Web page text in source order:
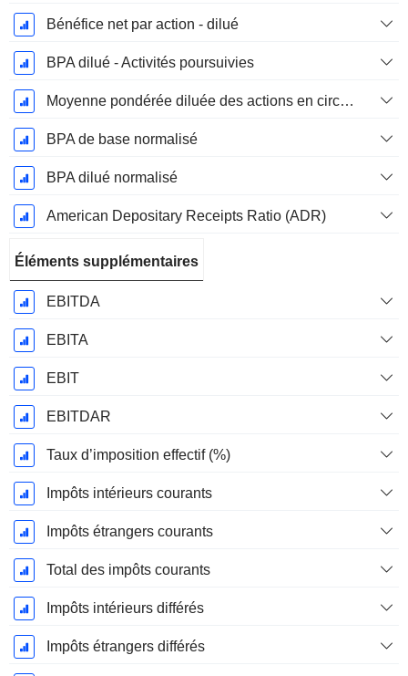
Bénéfice net par action - dilué
BPA dilué - Activités poursuivies
Moyenne pondérée diluée des actions en circulation
BPA de base normalisé
BPA dilué normalisé
American Depositary Receipts Ratio (ADR)
Éléments supplémentaires
EBITDA
EBITA
EBIT
EBITDAR
Taux d’imposition effectif (%)
Impôts intérieurs courants
Impôts étrangers courants
Total des impôts courants
Impôts intérieurs différés
Impôts étrangers différés